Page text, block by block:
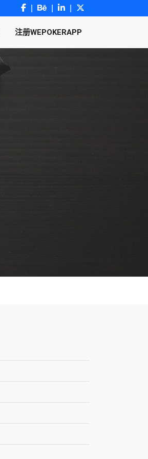
注册WEPOKERAPP